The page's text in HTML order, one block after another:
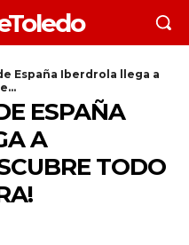
España Iberdrola llega a
ESPAÑA
A
TODO